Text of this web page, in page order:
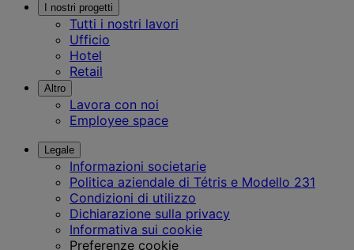
I nostri progetti
Tutti i nostri lavori
Ufficio
Hotel
Retail
Altro
Lavora con noi
Employee space
Legale
Informazioni societarie
Politica aziendale di Tétris e Modello 231
Condizioni di utilizzo
Dichiarazione sulla privacy
Informativa sui cookie
Preferenze cookie